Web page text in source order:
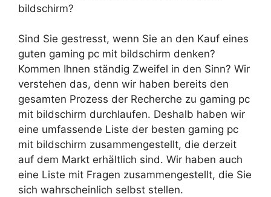
bildschirm?
Sind Sie gestresst, wenn Sie an den Kauf eines
guten gaming pc mit bildschirm denken?
Kommen Ihnen ständig Zweifel in den Sinn? Wir
verstehen das, denn wir haben bereits den
gesamten Prozess der Recherche zu gaming pc
mit bildschirm durchlaufen. Deshalb haben wir
eine umfassende Liste der besten gaming pc
mit bildschirm zusammengestellt, die derzeit
auf dem Markt erhältlich sind. Wir haben auch
eine Liste mit Fragen zusammengestellt, die Sie
sich wahrscheinlich selbst stellen.